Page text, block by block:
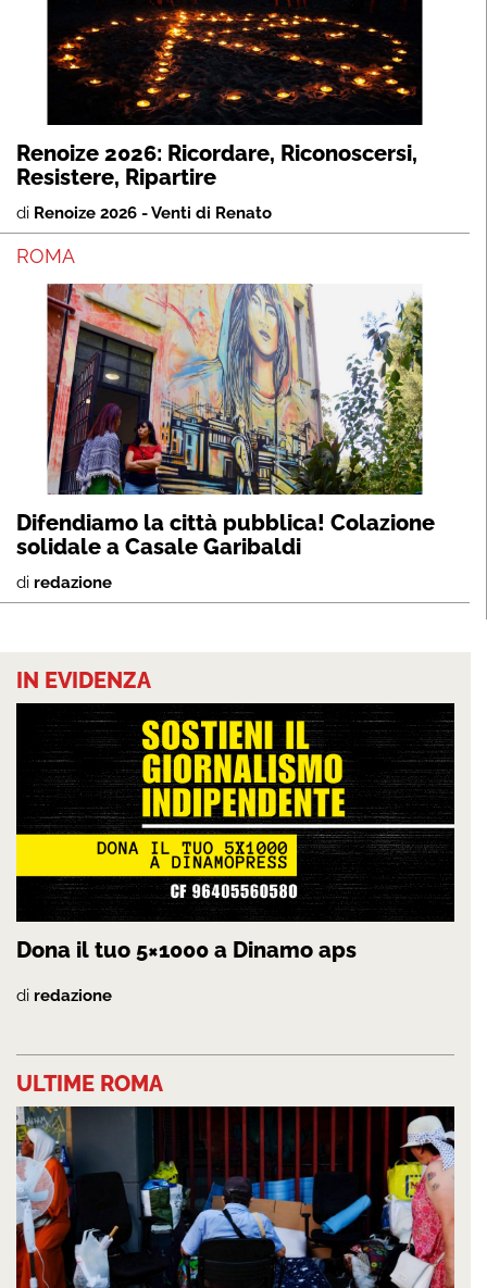
Renoize 2026: Ricordare, Riconoscersi,
Resistere, Ripartire
di Renoize 2026 - Venti di Renato
ROMA
Difendiamo la città pubblica! Colazione
solidale a Casale Garibaldi
di redazione
IN EVIDENZA
Dona il tuo 5×1000 a Dinamo aps
di redazione
ULTIME ROMA